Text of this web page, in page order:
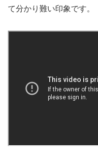
て分かり難い印象です。